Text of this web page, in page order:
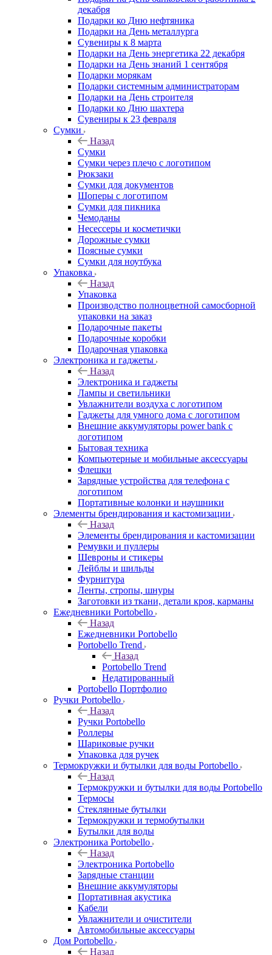
декабря
Подарки ко Дню нефтяника
Подарки на День металлурга
Сувениры к 8 марта
Подарки на День энергетика 22 декабря
Подарки на День знаний 1 сентября
Подарки морякам
Подарки системным администраторам
Подарки на День строителя
Подарки ко Дню шахтера
Сувениры к 23 февраля
Сумки
Назад
Сумки
Сумки через плечо с логотипом
Рюкзаки
Сумки для документов
Шоперы с логотипом
Сумки для пикника
Чемоданы
Несессеры и косметички
Дорожные сумки
Поясные сумки
Сумки для ноутбука
Упаковка
Назад
Упаковка
Производство полноцветной самосборной
упаковки на заказ
Подарочные пакеты
Подарочные коробки
Подарочная упаковка
Электроника и гаджеты
Назад
Электроника и гаджеты
Лампы и светильники
Увлажнители воздуха с логотипом
Гаджеты для умного дома с логотипом
Внешние аккумуляторы power bank с
логотипом
Бытовая техника
Компьютерные и мобильные аксессуары
Флешки
Зарядные устройства для телефона с
логотипом
Портативные колонки и наушники
Элементы брендирования и кастомизации
Назад
Элементы брендирования и кастомизации
Ремувки и пуллеры
Шевроны и стикеры
Лейблы и шильды
Фурнитура
Ленты, стропы, шнуры
Заготовки из ткани, детали кроя, карманы
Ежедневники Portobello
Назад
Ежедневники Portobello
Portobello Trend
Назад
Portobello Trend
Недатированный
Portobello Портфолио
Ручки Portobello
Назад
Ручки Portobello
Роллеры
Шариковые ручки
Упаковка для ручек
Термокружки и бутылки для воды Portobello
Назад
Термокружки и бутылки для воды Portobello
Термосы
Стеклянные бутылки
Термокружки и термобутылки
Бутылки для воды
Электроника Portobello
Назад
Электроника Portobello
Зарядные станции
Внешние аккумуляторы
Портативная акустика
Кабели
Увлажнители и очистители
Автомобильные аксессуары
Дом Portobello
Назад